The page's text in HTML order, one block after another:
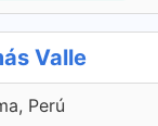
Valle
Perú